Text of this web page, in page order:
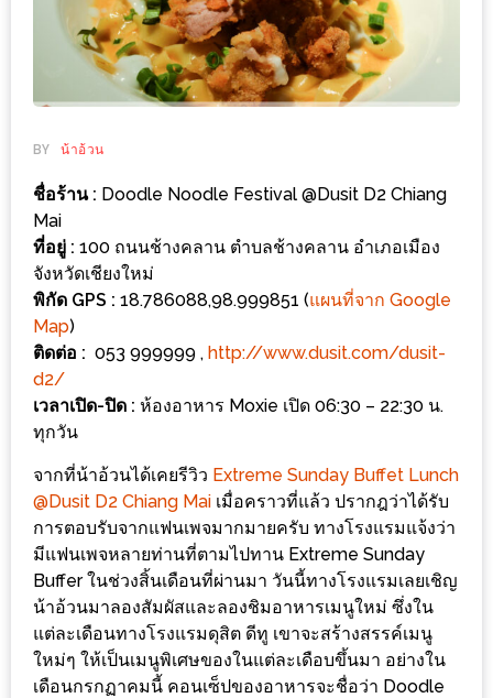
ชิ
ลล์
ชิม
ที่
FESTIVAL
10
ร้าน
พ่อ
ค้า
แม่ค้า
ร้าน
รวย
เสน่ห์
ของ
เชียงใหม่
ต้อง
ไป
BY น้าอ้วน
ชื่อร้าน : Doodle Noodle Festival @Dusit D2 Chiang
Mai
ที่อยู่ : 100 ถนนช้างคลาน ตำบลช้างคลาน อำเภอเมือง
จังหวัดเชียงใหม่
พิกัด GPS : 18.786088,98.999851 (แผนที่จาก Google
Map)
ติดต่อ : 053 999999 , http://www.dusit.com/dusit-
d2/
เวลาเปิด-ปิด : ห้องอาหาร Moxie เปิด 06:30 – 22:30 น.
ทุกวัน
จากที่น้าอ้วนได้เคยรีวิว Extreme Sunday Buffet Lunch
@Dusit D2 Chiang Mai เมื่อคราวที่แล้ว ปรากฎว่าได้รับ
การตอบรับจากแฟนเพจมากมายครับ ทางโรงแรมแจ้งว่า
มีแฟนเพจหลายท่านที่ตามไปทาน Extreme Sunday
Buffer ในช่วงสิ้นเดือนที่ผ่านมา วันนี้ทางโรงแรมเลยเชิญ
น้าอ้วนมาลองสัมผัสและลองชิมอาหารเมนูใหม่ ซึ่งใน
แต่ละเดือนทางโรงแรมดุสิต ดีทู เขาจะสร้างสรรค์เมนู
ใหม่ๆ ให้เป็นเมนูพิเศษของในแต่ละเดือบขึ้นมา อย่างใน
เดือนกรกฏาคมนี้ คอนเซ็ปของอาหารจะชื่อว่า Doodle